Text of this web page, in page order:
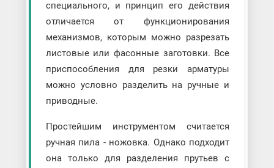
специального, и принцип его действия
отличается от функционирования
механизмов, которым можно разрезать
листовые или фасонные заготовки. Все
приспособления для резки арматуры
можно условно разделить на ручные и
приводные.
Простейшим инструментом считается
ручная пила - ножовка. Однако подходит
она только для разделения прутьев с